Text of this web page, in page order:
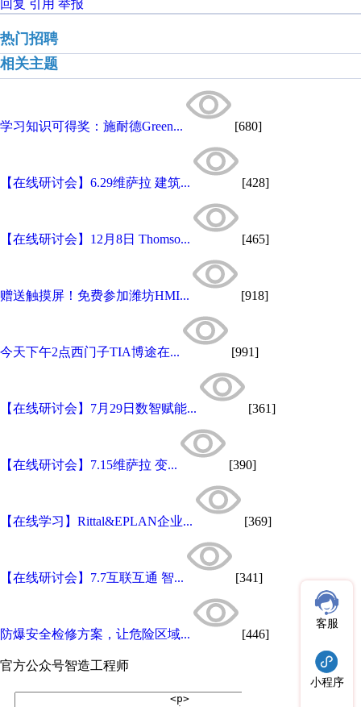
回复 引用 举报
热门招聘
相关主题
学习知识可得奖：施耐德Green... [680]
【在线研讨会】6.29维萨拉 建筑... [428]
【在线研讨会】12月8日 Thomso... [465]
赠送触摸屏！免费参加潍坊HMI... [918]
今天下午2点西门子TIA博途在... [991]
【在线研讨会】7月29日数智赋能... [361]
【在线研讨会】7.15维萨拉 变... [390]
【在线学习】Rittal&EPLAN企业... [369]
【在线研讨会】7.7互联互通 智... [341]
防爆安全检修方案，让危险区域... [446]
官方公众号智造工程师
客服
小程序